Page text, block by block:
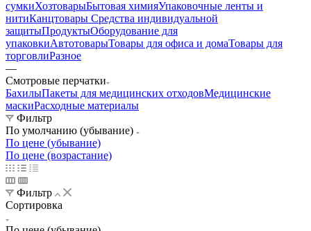
сумкиХозтоварыБытовая химияУпаковочные ленты и
нитиКанцтовары Средства индивидуальной
защитыПродуктыОборудование для
упаковкиАвтотоварыТовары для офиса и домаТовары для
торговлиРазное
—
Смотровые перчатки
БахилыПакеты для медицинских отходовМедицинские
маскиРасходные материалы
Фильтр
По умолчанию (убывание)
По цене (убывание)
По цене (возрастание)
Фильтр
Сортировка